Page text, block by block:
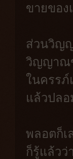
ขายของ
ส่วนวิญ
วิญญาณข
ในครรภ์
แล้วปล
พลอตก็
ก็รู้แล้ว